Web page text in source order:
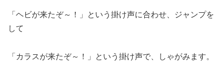
「ヘビが来たぞ～！」という掛け声に合わせ、ジャンプを
して
「カラスが来たぞ～！」という掛け声で、しゃがみます。